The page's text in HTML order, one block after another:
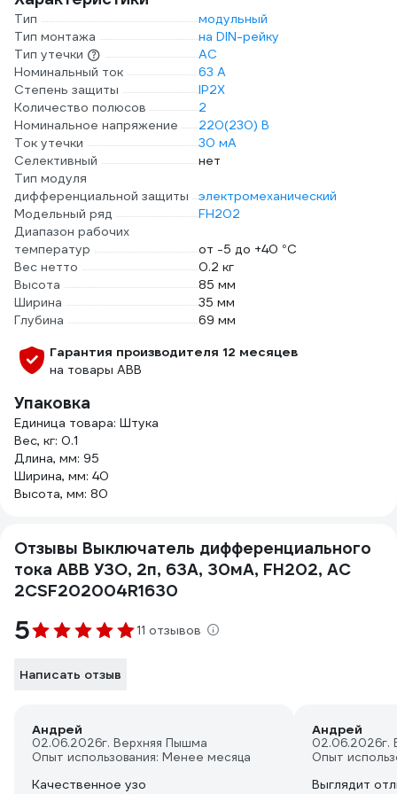
Тип
модульный
Тип монтажа
на DIN-рейку
Тип утечки
АС
Номинальный ток
63 А
Степень защиты
IP2X
Количество полюсов
2
Номинальное напряжение
220(230) В
Ток утечки
30 мА
Селективный
нет
Тип модуля
дифференциальной защиты
электромеханический
Модельный ряд
FH202
Диапазон рабочих
температур
от -5 до +40 °С
Вес нетто
0.2 кг
Высота
85 мм
Ширина
35 мм
Глубина
69 мм
Гарантия производителя 12 месяцев
на товары ABB
Упаковка
Единица товара: Штука
Вес, кг: 0.1
Длина, мм: 95
Ширина, мм: 40
Высота, мм: 80
Отзывы Выключатель дифференциального
тока ABB УЗО, 2п, 63А, 30мА, FH202, АС
2CSF202004R1630
5 11 отзывов
Написать отзыв
Андрей
02.06.2026г. Верхняя Пышма
Опыт использования: Менее месяца
Качественное узо
Андрей
02.06.2026г.
Опыт
Выглядит